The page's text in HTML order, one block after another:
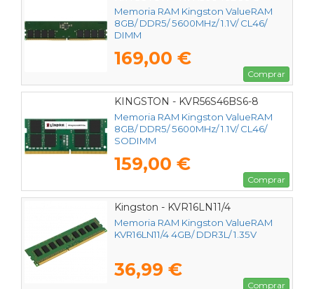
Memoria RAM Kingston ValueRAM
8GB/ DDR5/ 5600MHz/ 1.1V/ CL46/
DIMM
169,00 €
Comprar
KINGSTON - KVR56S46BS6-8
Memoria RAM Kingston ValueRAM
8GB/ DDR5/ 5600MHz/ 1.1V/ CL46/
SODIMM
159,00 €
Comprar
Kingston - KVR16LN11/4
Memoria RAM Kingston ValueRAM
KVR16LN11/4 4GB/ DDR3L/ 1.35V
36,99 €
Comprar